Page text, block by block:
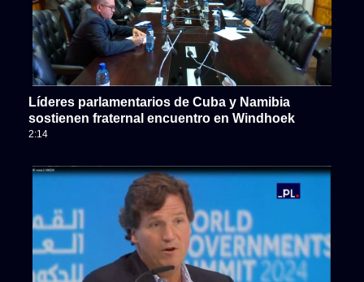
Líderes parlamentarios de Cuba y Namibia
sostienen fraternal encuentro en Windhoek
2:14